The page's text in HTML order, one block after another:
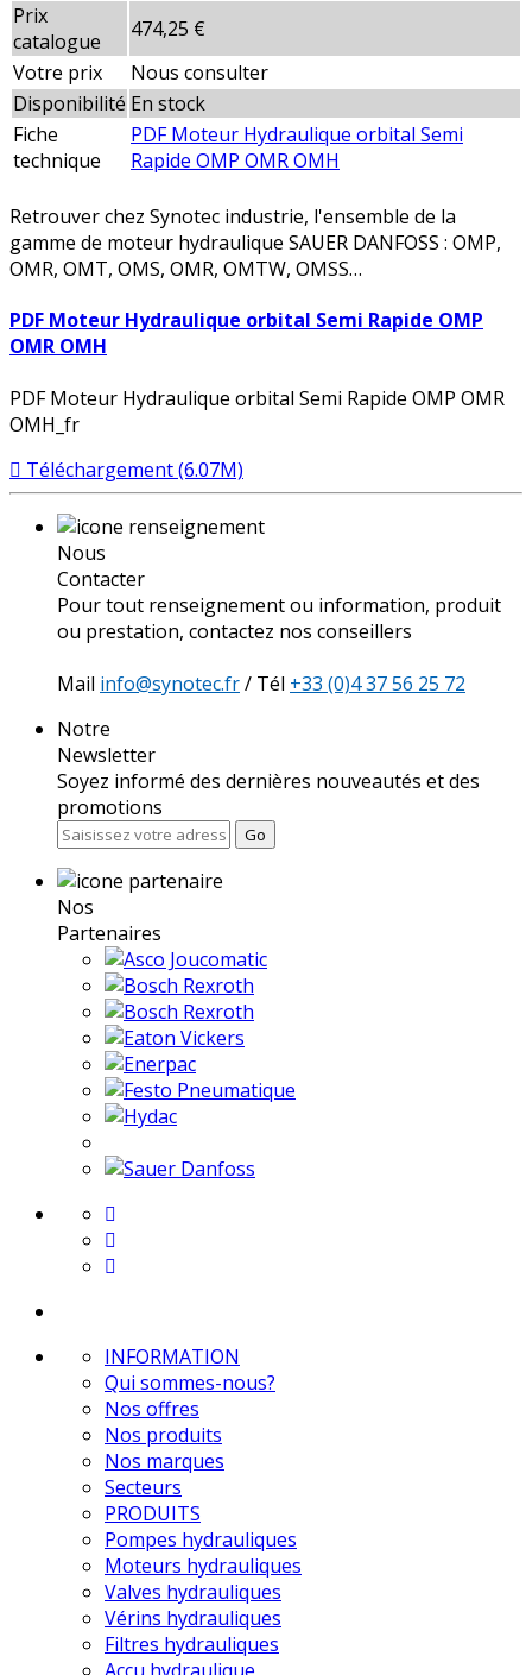
Prix
catalogue
474,25 €
Votre prix
Nous consulter
Disponibilité En stock
Fiche
technique
PDF Moteur Hydraulique orbital Semi
Rapide OMP OMR OMH
Retrouver chez Synotec industrie, l'ensemble de la
gamme de moteur hydraulique SAUER DANFOSS : OMP,
OMR, OMT, OMS, OMR, OMTW, OMSS…
PDF Moteur Hydraulique orbital Semi Rapide OMP
OMR OMH
PDF Moteur Hydraulique orbital Semi Rapide OMP OMR
OMH_fr
Téléchargement (6.07M)
Nous
Contacter
Pour tout renseignement ou information, produit
ou prestation, contactez nos conseillers
Mail info@synotec.fr/ Tél +33 (0)4 37 56 25 72
Notre
Newsletter
Soyez informé des dernières nouveautés et des
promotions
Go
Nos
Partenaires
INFORMATION
Qui sommes-nous?
Nos offres
Nos produits
Nos marques
Secteurs
PRODUITS
Pompes hydrauliques
Moteurs hydrauliques
Valves hydrauliques
Vérins hydrauliques
Filtres hydrauliques
Accu hydraulique